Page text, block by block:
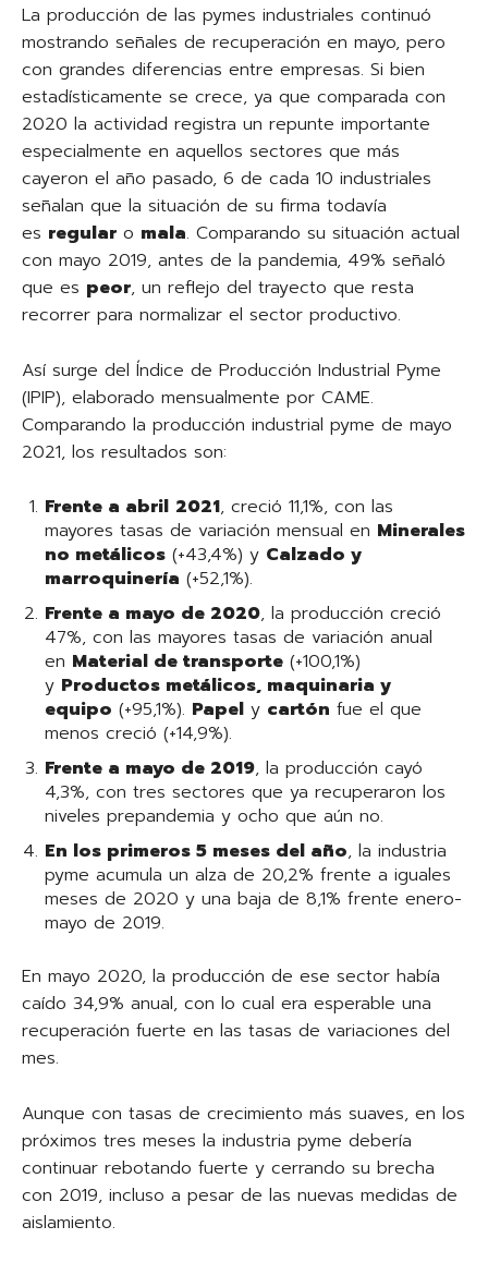
La producción de las pymes industriales continuó
mostrando señales de recuperación en mayo, pero
con grandes diferencias entre empresas. Si bien
estadísticamente se crece, ya que comparada con
2020 la actividad registra un repunte importante
especialmente en aquellos sectores que más
cayeron el año pasado, 6 de cada 10 industriales
señalan que la situación de su firma todavía
es regular o mala. Comparando su situación actual
con mayo 2019, antes de la pandemia, 49% señaló
que es peor, un reflejo del trayecto que resta
recorrer para normalizar el sector productivo.
Así surge del Índice de Producción Industrial Pyme
(IPIP), elaborado mensualmente por CAME.
Comparando la producción industrial pyme de mayo
2021, los resultados son:
Frente a abril 2021, creció 11,1%, con las
mayores tasas de variación mensual en Minerales
no metálicos (+43,4%) y Calzado y
marroquinería (+52,1%).
Frente a mayo de 2020, la producción creció
47%, con las mayores tasas de variación anual
en Material de transporte (+100,1%)
y Productos metálicos, maquinaria y
equipo (+95,1%). Papel y cartón fue el que
menos creció (+14,9%).
Frente a mayo de 2019, la producción cayó
4,3%, con tres sectores que ya recuperaron los
niveles prepandemia y ocho que aún no.
En los primeros 5 meses del año, la industria
pyme acumula un alza de 20,2% frente a iguales
meses de 2020 y una baja de 8,1% frente enero-
mayo de 2019.
En mayo 2020, la producción de ese sector había
caído 34,9% anual, con lo cual era esperable una
recuperación fuerte en las tasas de variaciones del
mes.
Aunque con tasas de crecimiento más suaves, en los
próximos tres meses la industria pyme debería
continuar rebotando fuerte y cerrando su brecha
con 2019, incluso a pesar de las nuevas medidas de
aislamiento.